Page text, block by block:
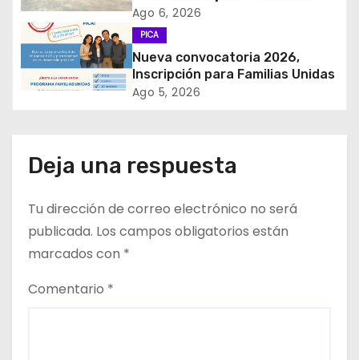
e
n
a
d
a
s
𝙞𝙣𝙜𝙧𝙚𝙨𝙤 𝙙𝙚 𝙚𝙜𝙧𝙚𝙨𝙖𝙙𝙤𝙨 𝙙𝙚𝙡
𝙇𝙞𝙘𝙚𝙤 𝘽𝙞𝙘𝙚𝙣𝙩𝙚𝙣𝙖𝙧𝙞𝙤 𝙋𝙖𝙙𝙧𝙚
𝘼𝙡𝙗𝙚𝙧𝙩𝙤 𝙃𝙪𝙧𝙩𝙖𝙙𝙤 𝙙𝙚 𝙋𝙞𝙘𝙖 𝙖 𝙡𝙖
𝙞𝙣𝙙𝙪𝙨𝙩𝙧𝙞𝙖 𝙢𝙞𝙣𝙚𝙧𝙖
Ago 6, 2026
PICA
Nueva convocatoria 2026,
Inscripción para Familias Unidas
Ago 5, 2026
Deja una respuesta
Tu dirección de correo electrónico no será
publicada. Los campos obligatorios están
marcados con *
Comentario *